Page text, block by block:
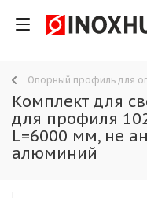
Опорный профиль для
Комплект для
для профиля
L=6000 мм, не
алюминий